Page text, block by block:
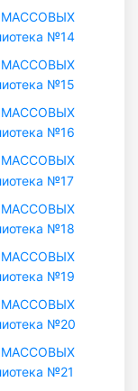
МАССОВЫХ
№14
МАССОВЫХ
№15
МАССОВЫХ
№16
МАССОВЫХ
№17
МАССОВЫХ
№18
МАССОВЫХ
№19
МАССОВЫХ
№20
МАССОВЫХ
№21